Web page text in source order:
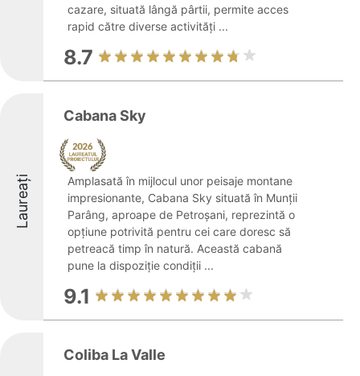
cazare, situată lângă pârtii, permite acces
rapid către diverse activități ...
8.7
Laureați
Cabana Sky
Amplasată în mijlocul unor peisaje montane
impresionante, Cabana Sky situată în Munții
Parâng, aproape de Petroșani, reprezintă o
opțiune potrivită pentru cei care doresc să
petreacă timp în natură. Această cabană
pune la dispoziție condiții ...
9.1
Coliba La Valle